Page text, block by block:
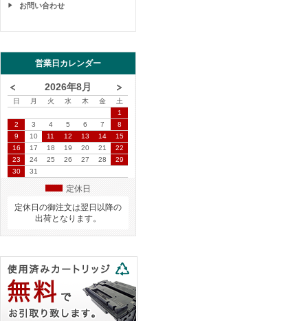
お問い合わせ
営業日カレンダー
2026年8月
日 月 火 水 木 金
土
1
2
3 4 5 6 7
8
9
10 11 12 13 14
15
16
17 18 19 20 21
22
23
24 25 26 27 28
29
30
31
定休日
定休日の御注文は翌日以降の
出荷となります。